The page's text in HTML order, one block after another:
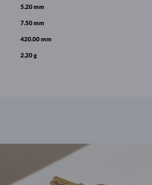
5.20 mm
7.50 mm
420.00 mm
2.20 g